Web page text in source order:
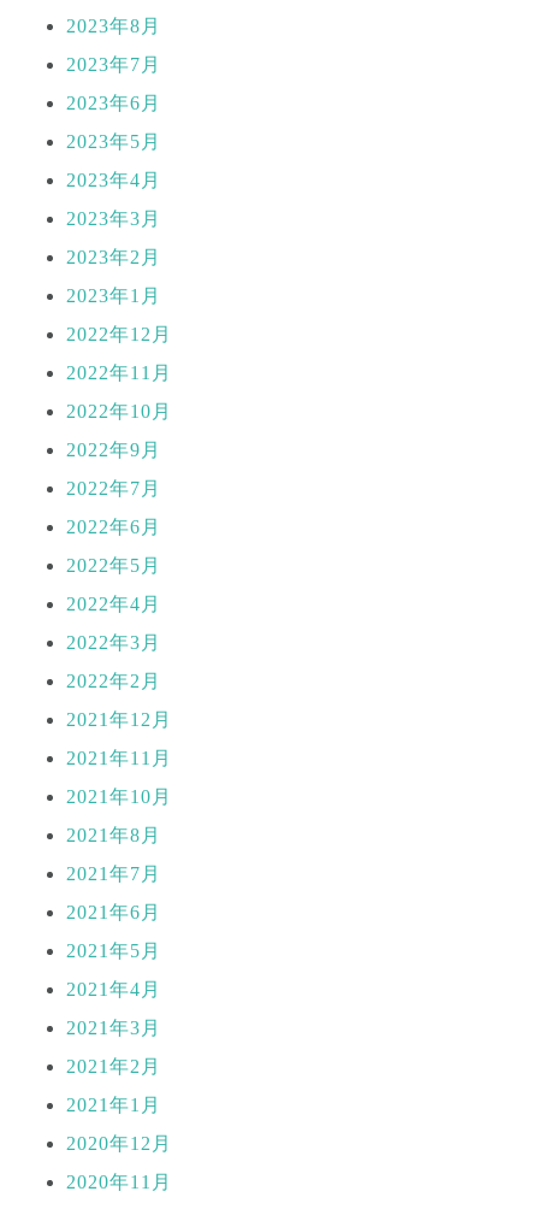
2023年8月
2023年7月
2023年6月
2023年5月
2023年4月
2023年3月
2023年2月
2023年1月
2022年12月
2022年11月
2022年10月
2022年9月
2022年7月
2022年6月
2022年5月
2022年4月
2022年3月
2022年2月
2021年12月
2021年11月
2021年10月
2021年8月
2021年7月
2021年6月
2021年5月
2021年4月
2021年3月
2021年2月
2021年1月
2020年12月
2020年11月